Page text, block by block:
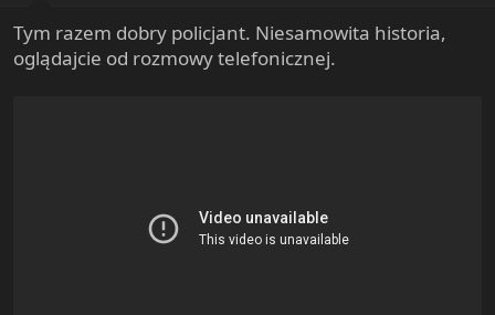
Tym razem dobry policjant. Niesamowita historia,
oglądajcie od rozmowy telefonicznej.